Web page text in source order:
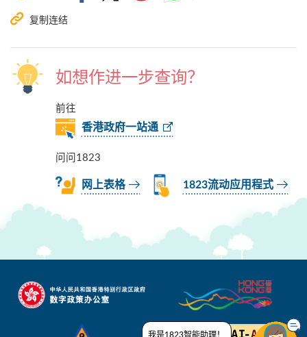
复制连结
如想作进一步查询？
前往
香港政府一站通
问问1823
网上表格 1823流动应用程式
我是1823智能助理！